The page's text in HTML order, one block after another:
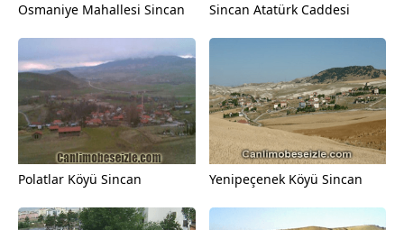
Osmaniye Mahallesi Sincan Sincan Atatürk Caddesi
Polatlar Köyü Sincan Yenipeçenek Köyü Sincan